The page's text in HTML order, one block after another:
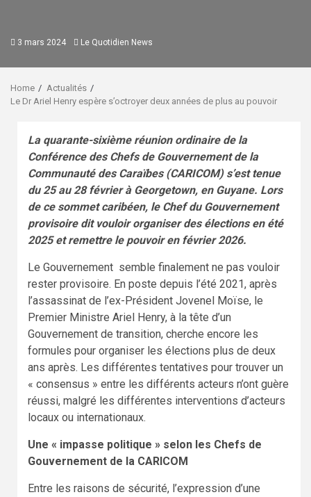
3 mars 2024 Le Quotidien News
Home
Actualités
Le Dr Ariel Henry espère s’octroyer deux années de plus au pouvoir
La quarante-sixième réunion ordinaire de la
Conférence des Chefs de Gouvernement de la
Communauté des Caraïbes (CARICOM) s’est tenue
du 25 au 28 février à Georgetown, en Guyane. Lors
de ce sommet caribéen, le Chef du Gouvernement
provisoire dit vouloir organiser des élections en été
2025 et remettre le pouvoir en février 2026.
Le Gouvernement semble finalement ne pas vouloir
rester provisoire. En poste depuis l’été 2021, après
l’assassinat de l’ex-Président Jovenel Moïse, le
Premier Ministre Ariel Henry, à la tête d’un
Gouvernement de transition, cherche encore les
formules pour organiser les élections plus de deux
ans après. Les différentes tentatives pour trouver un
« consensus » entre les différents acteurs n’ont guère
réussi, malgré les différentes interventions d’acteurs
locaux ou internationaux.
Une « impasse politique » selon les Chefs de
Gouvernement de la CARICOM
Entre les raisons de sécurité, l’expression d’une